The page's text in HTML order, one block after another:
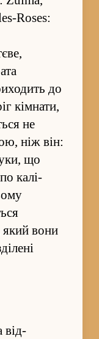
Roses:
до
кімнати,
не
ніж він:
що
калі­
вони
від­